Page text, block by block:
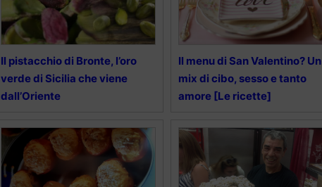
Il pistacchio di Bronte, l’oro
verde di Sicilia che viene
dall’Oriente
Il menu di San Valentino? Un
mix di cibo, sesso e tanto
amore [Le ricette]